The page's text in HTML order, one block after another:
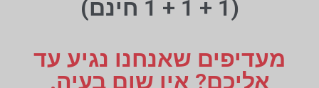
(1 + 1 + 1 חינם)
מעדיפים שאנחנו נגיע עד
אליכם? אין שום בעיה.